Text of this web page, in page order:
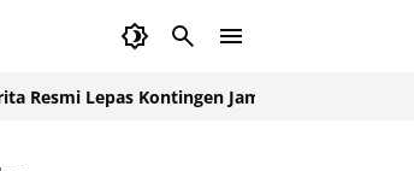
Lepas Kontingen Jamnas XII Ponorogo